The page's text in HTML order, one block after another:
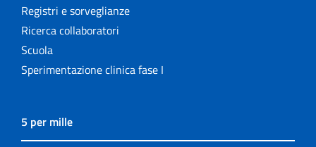
Registri e sorveglianze
Ricerca collaboratori
Scuola
Sperimentazione clinica fase I
5 per mille